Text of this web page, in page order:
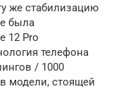
же стабилизацию
была
12 Pro
телефона
/ 1000
модели, стоящей